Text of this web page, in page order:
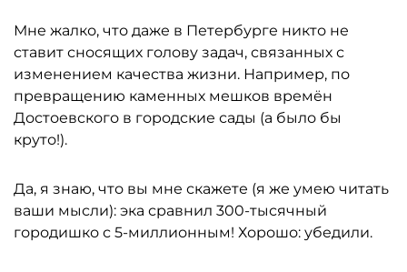
Мне жалко, что даже в Петербурге никто не
ставит сносящих голову задач, связанных с
изменением качества жизни. Например, по
превращению каменных мешков времён
Достоевского в городские сады (а было бы
круто!).
Да, я знаю, что вы мне скажете (я же умею читать
ваши мысли): эка сравнил 300-тысячный
городишко с 5-миллионным! Хорошо: убедили.